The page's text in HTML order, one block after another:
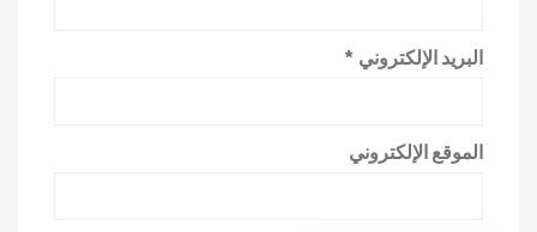
البريد الإلكتروني *
الموقع الإلكتروني